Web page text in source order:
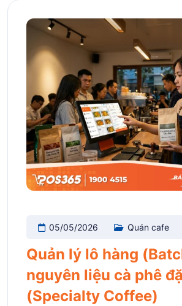
05/05/2026 Quán cafe
Quản lý lô hàng
nguyên liệu cà phê
(Specialty Coffee)